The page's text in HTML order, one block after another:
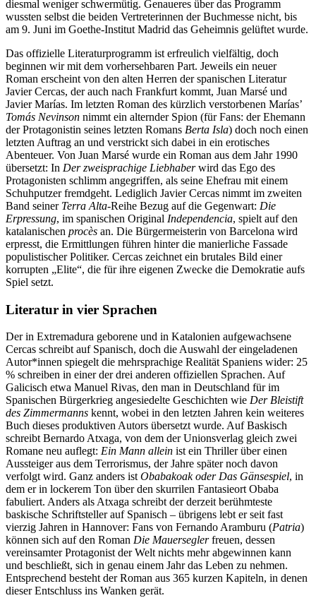
diesmal weniger schwermütig. Genaueres über das Programm
wussten selbst die beiden Vertreterinnen der Buchmesse nicht, bis
am 9. Juni im Goethe-Institut Madrid das Geheimnis gelüftet wurde.
Das offizielle Literaturprogramm ist erfreulich vielfältig, doch
beginnen wir mit dem vorhersehbaren Part. Jeweils ein neuer
Roman erscheint von den alten Herren der spanischen Literatur
Javier Cercas, der auch nach Frankfurt kommt, Juan Marsé und
Javier Marías. Im letzten Roman des kürzlich verstorbenen Marías’
Tomás Nevinson nimmt ein alternder Spion (für Fans: der Ehemann
der Protagonistin seines letzten Romans Berta Isla) doch noch einen
letzten Auftrag an und verstrickt sich dabei in ein erotisches
Abenteuer. Von Juan Marsé wurde ein Roman aus dem Jahr 1990
übersetzt: In Der zweisprachige Liebhaber wird das Ego des
Protagonisten schlimm angegriffen, als seine Ehefrau mit einem
Schuhputzer fremdgeht. Lediglich Javier Cercas nimmt im zweiten
Band seiner Terra Alta-Reihe Bezug auf die Gegenwart: Die
Erpressung, im spanischen Original Independencia, spielt auf den
katalanischen procès an. Die Bürgermeisterin von Barcelona wird
erpresst, die Ermittlungen führen hinter die manierliche Fassade
populistischer Politiker. Cercas zeichnet ein brutales Bild einer
korrupten „Elite“, die für ihre eigenen Zwecke die Demokratie aufs
Spiel setzt.
Literatur in vier Sprachen
Der in Extremadura geborene und in Katalonien aufgewachsene
Cercas schreibt auf Spanisch, doch die Auswahl der eingeladenen
Autor*innen spiegelt die mehrsprachige Realität Spaniens wider: 25
% schreiben in einer der drei anderen offiziellen Sprachen. Auf
Galicisch etwa Manuel Rivas, den man in Deutschland für im
Spanischen Bürgerkrieg angesiedelte Geschichten wie Der Bleistift
des Zimmermanns kennt, wobei in den letzten Jahren kein weiteres
Buch dieses produktiven Autors übersetzt wurde. Auf Baskisch
schreibt Bernardo Atxaga, von dem der Unionsverlag gleich zwei
Romane neu auflegt: Ein Mann allein ist ein Thriller über einen
Aussteiger aus dem Terrorismus, der Jahre später noch davon
verfolgt wird. Ganz anders ist Obabakoak oder Das Gänsespiel, in
dem er in lockerem Ton über den skurrilen Fantasieort Obaba
fabuliert. Anders als Atxaga schreibt der derzeit berühmteste
baskische Schriftsteller auf Spanisch – übrigens lebt er seit fast
vierzig Jahren in Hannover: Fans von Fernando Aramburu (Patria)
können sich auf den Roman Die Mauerseglerfreuen, dessen
vereinsamter Protagonist der Welt nichts mehr abgewinnen kann
und beschließt, sich in genau einem Jahr das Leben zu nehmen.
Entsprechend besteht der Roman aus 365 kurzen Kapiteln, in denen
dieser Entschluss ins Wanken gerät.